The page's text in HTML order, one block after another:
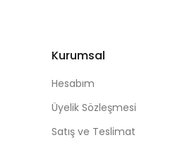
Kurumsal
Hesabım
Üyelik Sözleşmesi
Satış ve Teslimat